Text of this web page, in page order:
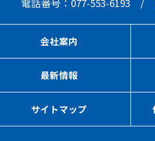
会社案内
最新情報
サイトマップ